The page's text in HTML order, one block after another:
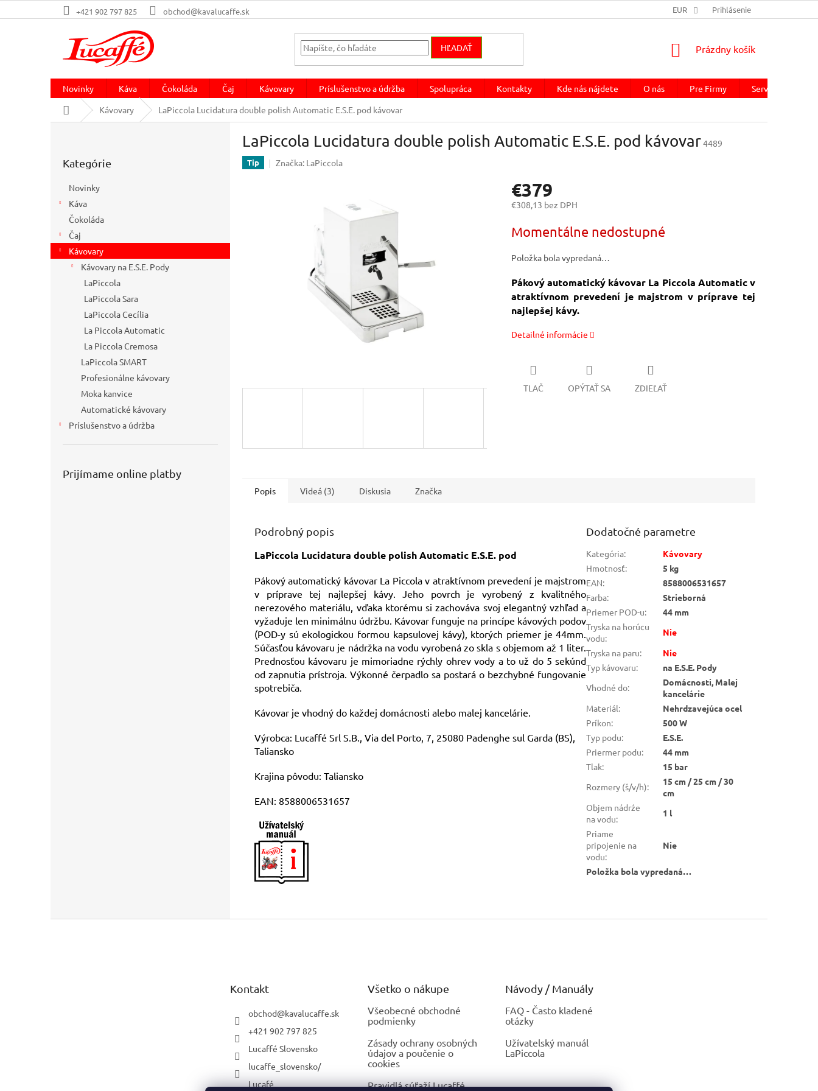
na
+421 902 797 825 obchod@kavalucaffe.sk EUR Prihlásenie
HĽADAŤ
NÁKUPNÝ
Prázdny košík
Novinky Káva Čokoláda Čaj Kávovary Príslušenstvo a údržba Spolupráca Kontakty Kde nás nájdete O nás Pre Firmy
Servis kávovaru
DomovKávovary LaPiccola Lucidatura double polish Automatic E.S.E. pod kávovar
kategórie
Kategórie
Novinky
Káva
Čokoláda
Čaj
Kávovary
Kávovary na E.S.E. Pody
LaPiccola
LaPiccola Sara
LaPiccola Cecília
La Piccola Automatic
La Piccola Cremosa
LaPiccola SMART
Profesionálne kávovary
Moka kanvice
Automatické kávovary
Príslušenstvo a údržba
Prijímame online platby
LaPiccola Lucidatura double polish Automatic E.S.E. pod kávovar4489
Tip Značka: LaPiccola
€379
€308,13 bez DPH
cena:
Momentálne nedostupné
Položka bola vypredaná…
Pákový automatický kávovar La Piccola Automatic v
atraktívnom prevedení je majstrom v príprave tej
najlepšej kávy.
Detailné informácie
TLAČ OPÝTAŤ SA ZDIEĽAŤ
Popis Videá (3) Diskusia Značka
Podrobný popis
LaPiccola Lucidatura double polish Automatic E.S.E. pod
Pákový automatický kávovar La Piccola v atraktívnom prevedení je majstrom
v príprave tej najlepšej kávy. Jeho povrch je vyrobený z kvalitného
nerezového materiálu, vďaka ktorému si zachováva svoj elegantný vzhľad a
vyžaduje len minimálnu údržbu. Kávovar funguje na princípe kávových podov
(POD-y sú ekologickou formou kapsulovej kávy), ktorých priemer je 44mm.
Súčasťou kávovaru je nádržka na vodu vyrobená zo skla s objemom až 1 liter.
Prednosťou kávovaru je mimoriadne rýchly ohrev vody a to už do 5 sekúnd
od zapnutia prístroja. Výkonné čerpadlo sa postará o bezchybné fungovanie
spotrebiča.
Kávovar je vhodný do každej domácnosti alebo malej kancelárie.
Výrobca: Lucaffé Srl S.B., Via del Porto, 7, 25080 Padenghe sul Garda (BS),
Taliansko
Krajina pôvodu: Taliansko
EAN: 8588006531657
Dodatočné parametre
Kategória:
Kávovary
Hmotnosť:
5 kg
EAN:
8588006531657
Farba:
Strieborná
Priemer POD-u:
44 mm
Tryska na horúcu
vodu:
Nie
Tryska na paru:
Nie
Typ kávovaru:
na E.S.E. Pody
Vhodné do:
Domácnosti, Malej
kancelárie
Materiál:
Nehrdzavejúca ocel
Príkon:
500 W
Typ podu:
E.S.E.
Priermer podu:
44 mm
Tlak:
15 bar
Rozmery (š/v/h):
15 cm / 25 cm / 30
cm
Objem nádrźe
na vodu:
1 l
Priame
pripojenie na
vodu:
Nie
Položka bola vypredaná…
Kontakt
obchod@kavalucaffe.sk
+421 902 797 825
Lucaffé Slovensko
lucaffe_slovensko/
Lucafé
Všetko o nákupe
Všeobecné obchodné
podmienky
Zásady ochrany osobných
údajov a poučenie o
cookies
Pravidlá súťaží Lucaffé
Návody / Manuály
FAQ - Často kladené
otázky
Užívatelský manuál
LaPiccola